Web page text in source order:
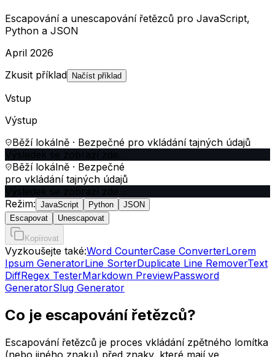
Escapování a unescapování řetězců pro JavaScript,
Python a JSON
April 2026
Zkusit příklad
Načíst příklad
Vstup
Výstup
Běží lokálně · Bezpečné pro vkládání tajných údajů
Běží lokálně · Bezpečné
pro vkládání tajných údajů
Režim: JavaScript Python
JSON
Escapovat
Unescapovat
Kopírovat
Vyzkoušejte také:Word CounterCase ConverterLorem
Ipsum GeneratorLine SorterDuplicate Line RemoverText
DiffRegex TesterMarkdown PreviewPassword
GeneratorSlug Generator
Co je escapování řetězců?
Escapování řetězců je proces vkládání zpětného lomítka
(nebo jiného znaku) před znaky, které mají ve